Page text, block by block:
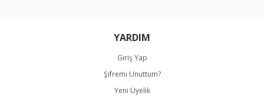
Gönder
YARDIM
Giriş Yap
Şifremi Unuttum?
Yeni Üyelik